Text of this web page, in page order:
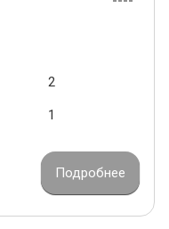
2
1
Подробнее